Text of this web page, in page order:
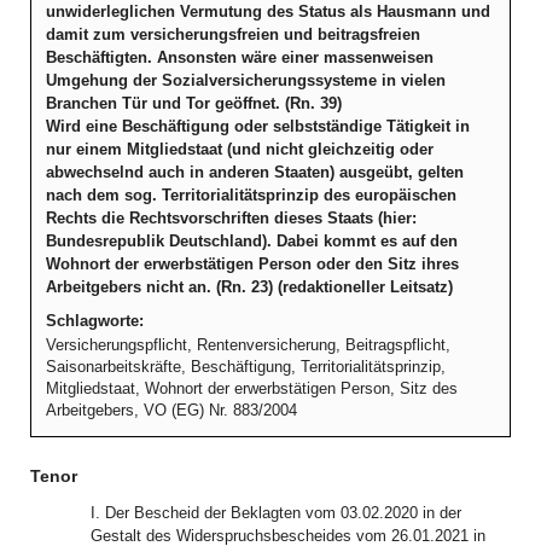
unwiderleglichen Vermutung des Status als Hausmann und
damit zum versicherungsfreien und beitragsfreien
Beschäftigten. Ansonsten wäre einer massenweisen
Umgehung der Sozialversicherungssysteme in vielen
Branchen Tür und Tor geöffnet. (Rn. 39)
Wird eine Beschäftigung oder selbstständige Tätigkeit in
nur einem Mitgliedstaat (und nicht gleichzeitig oder
abwechselnd auch in anderen Staaten) ausgeübt, gelten
nach dem sog. Territorialitätsprinzip des europäischen
Rechts die Rechtsvorschriften dieses Staats (hier:
Bundesrepublik Deutschland). Dabei kommt es auf den
Wohnort der erwerbstätigen Person oder den Sitz ihres
Arbeitgebers nicht an. (Rn. 23) (redaktioneller Leitsatz)
Schlagworte:
Versicherungspflicht, Rentenversicherung, Beitragspflicht,
Saisonarbeitskräfte, Beschäftigung, Territorialitätsprinzip,
Mitgliedstaat, Wohnort der erwerbstätigen Person, Sitz des
Arbeitgebers, VO (EG) Nr. 883/2004
Tenor
I. Der Bescheid der Beklagten vom 03.02.2020 in der
Gestalt des Widerspruchsbescheides vom 26.01.2021 in